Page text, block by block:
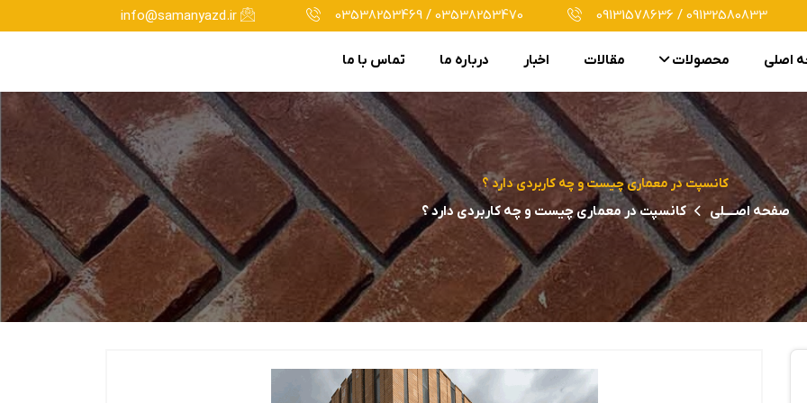
info@samanyazd.ir 03538253469 / 03538253470 09131578636 / 09132580833
اصلی محصولات مقالات اخبار درباره ما تماس با ما
کانسپت در معماری چیست و چه کاربردی دارد ؟
صفحه اصــــلی کانسپت در معماری چیست و چه کاربردی دارد ؟